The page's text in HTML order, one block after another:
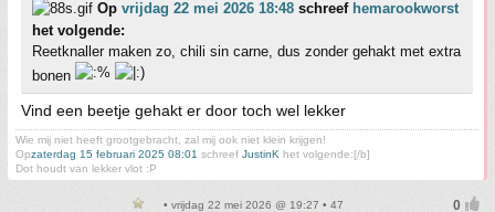
Op vrijdag 22 mei 2026 18:48 schreef hemarookworst
het volgende:
Reetknaller maken zo, chili sin carne, dus zonder gehakt met extra
bonen
Vind een beetje gehakt er door toch wel lekker
Wie mij niet heeft grootgebracht, zal mij ook niet klein krijgen!
Opzaterdag 15 februari 2025 08:01 schreef JustinK het volgende:[/b]
Dot houdt van lekker vlot :P
• vrijdag 22 mei 2026 @ 19:27 • 47